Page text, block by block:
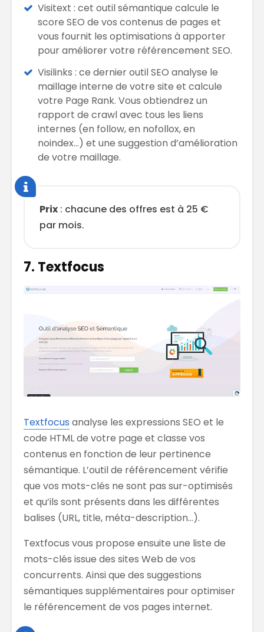
Visitext : cet outil sémantique calcule le
score SEO de vos contenus de pages et
vous fournit les optimisations à apporter
pour améliorer votre référencement SEO.
Visilinks : ce dernier outil SEO analyse le
maillage interne de votre site et calcule
votre Page Rank. Vous obtiendrez un
rapport de crawl avec tous les liens
internes (en follow, en nofollox, en
noindex…) et une suggestion d’amélioration
de votre maillage.
Prix : chacune des offres est à 25 €
par mois.
7. Textfocus
Textfocus analyse les expressions SEO et le
code HTML de votre page et classe vos
contenus en fonction de leur pertinence
sémantique. L’outil de référencement vérifie
que vos mots-clés ne sont pas sur-optimisés
et qu’ils sont présents dans les différentes
balises (URL, title, méta-description…).
Textfocus vous propose ensuite une liste de
mots-clés issue des sites Web de vos
concurrents. Ainsi que des suggestions
sémantiques supplémentaires pour optimiser
le référencement de vos pages internet.